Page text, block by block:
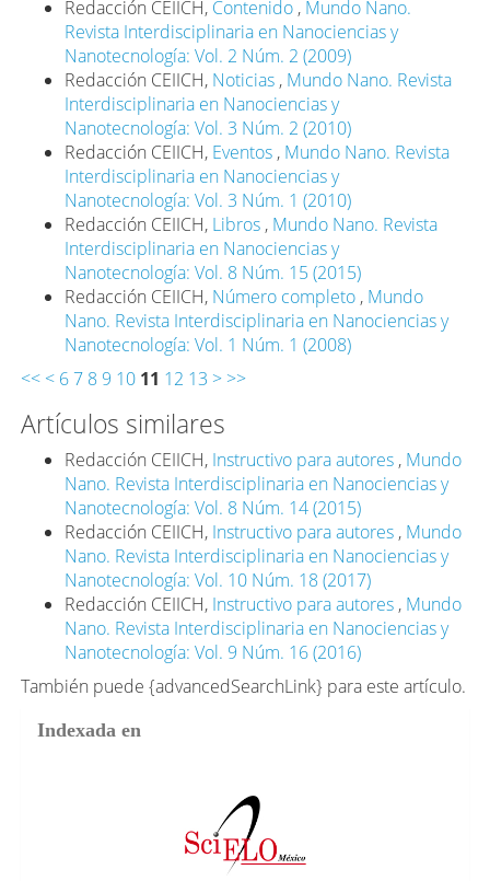
Redacción CEIICH, Contenido , Mundo Nano.
Revista Interdisciplinaria en Nanociencias y
Nanotecnología: Vol. 2 Núm. 2 (2009)
Redacción CEIICH, Noticias , Mundo Nano. Revista
Interdisciplinaria en Nanociencias y
Nanotecnología: Vol. 3 Núm. 2 (2010)
Redacción CEIICH, Eventos , Mundo Nano. Revista
Interdisciplinaria en Nanociencias y
Nanotecnología: Vol. 3 Núm. 1 (2010)
Redacción CEIICH, Libros , Mundo Nano. Revista
Interdisciplinaria en Nanociencias y
Nanotecnología: Vol. 8 Núm. 15 (2015)
Redacción CEIICH, Número completo , Mundo
Nano. Revista Interdisciplinaria en Nanociencias y
Nanotecnología: Vol. 1 Núm. 1 (2008)
<< < 6 7 8 9 10 11 12 13 > >>
Artículos similares
Redacción CEIICH, Instructivo para autores , Mundo
Nano. Revista Interdisciplinaria en Nanociencias y
Nanotecnología: Vol. 8 Núm. 14 (2015)
Redacción CEIICH, Instructivo para autores , Mundo
Nano. Revista Interdisciplinaria en Nanociencias y
Nanotecnología: Vol. 10 Núm. 18 (2017)
Redacción CEIICH, Instructivo para autores , Mundo
Nano. Revista Interdisciplinaria en Nanociencias y
Nanotecnología: Vol. 9 Núm. 16 (2016)
También puede {advancedSearchLink} para este artículo.
Indexada en